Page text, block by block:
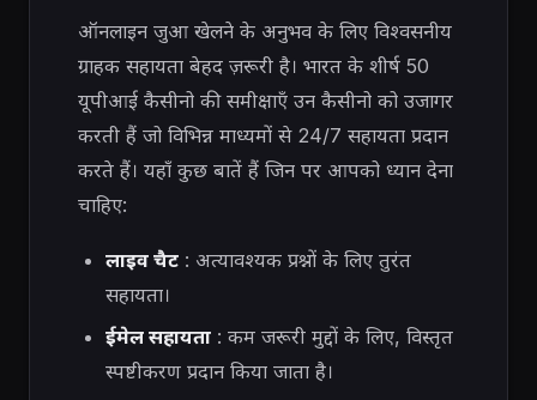
ऑनलाइन जुआ खेलने के अनुभव के लिए विश्वसनीय
ग्राहक सहायता बेहद ज़रूरी है। भारत के शीर्ष 50
यूपीआई कैसीनो की समीक्षाएँ उन कैसीनो को उजागर
करती हैं जो विभिन्न माध्यमों से 24/7 सहायता प्रदान
करते हैं। यहाँ कुछ बातें हैं जिन पर आपको ध्यान देना
चाहिए:
लाइव चैट: अत्यावश्यक प्रश्नों के लिए तुरंत
सहायता।
ईमेल सहायता: कम जरूरी मुद्दों के लिए, विस्तृत
स्पष्टीकरण प्रदान किया जाता है।